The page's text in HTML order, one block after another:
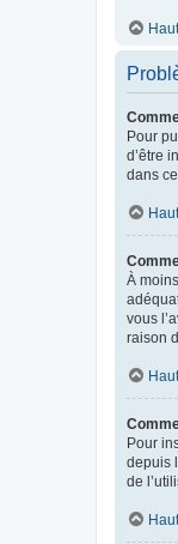
Haut
Pour
d’être
dans
Haut
À
vous
raison
Haut
Pour
depuis
de
Haut